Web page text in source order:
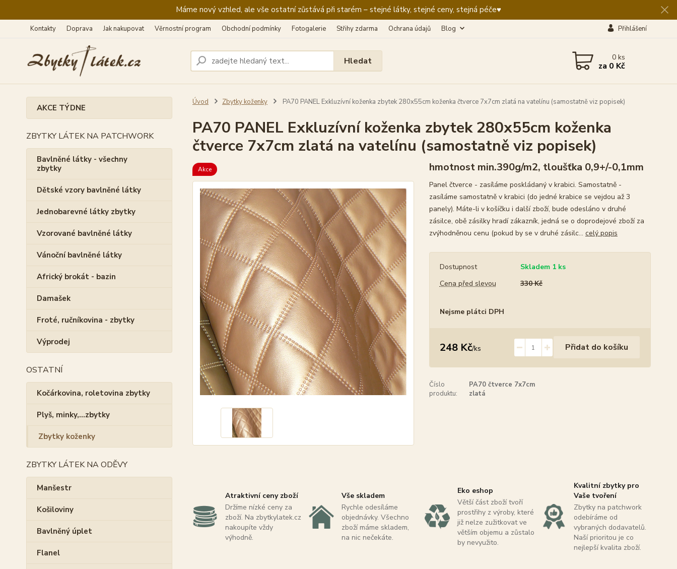
Máme nový vzhled, ale vše ostatní zůstává při starém – stejné látky, stejné ceny, stejná péče♥️
Kontakty Doprava Jak nakupovat Věrnostní program Obchodní podmínky Fotogalerie Střihy zdarma Ochrana údajů Blog Přihlášení
Hledat 0ks
za 0 Kč
AKCE TÝDNE
ZBYTKY LÁTEK NA PATCHWORK
Bavlněné látky - všechny
zbytky
Dětské vzory bavlněné látky
Jednobarevné látky zbytky
Vzorované bavlněné látky
Vánoční bavlněné látky
Africký brokát - bazin
Damašek
Froté, ručníkovina - zbytky
Výprodej
OSTATNÍ
Kočárkovina, roletovina zbytky
Plyš, minky,...zbytky
Zbytky koženky
ZBYTKY LÁTEK NA ODĚVY
Manšestr
Košiloviny
Bavlněný úplet
Flanel
Úvod Zbytky koženky PA70 PANEL Exkluzívní koženka zbytek 280x55cm koženka čtverce 7x7cm zlatá na vatelínu (samostatně viz popisek)
PA70 PANEL Exkluzívní koženka zbytek 280x55cm koženka
čtverce 7x7cm zlatá na vatelínu (samostatně viz popisek)
Akce hmotnost min.390g/m2, tloušťka 0,9+/-0,1mm
Panel čtverce - zasíláme poskládaný v krabici. Samostatně -
zasíláme samostatně v krabici (do jedné krabice se vejdou až 3
panely). Máte-li v košíčku i další zboží, bude odesláno v druhé
zásilce, obě zásilky hradí zákazník, jedná se o doprodejové zboží za
zvýhodněnou cenu (pokud by se v druhé zásilc... celý popis
Dostupnost
Skladem 1 ks
Cena před slevou
330 Kč
Nejsme plátci DPH
248 Kč/ks Přidat do košíku
Číslo
produktu:
PA70 čtverce 7x7cm
zlatá
Atraktivní ceny zboží
Držíme nízké ceny za
zboží. Na zbytkylatek.cz
nakoupíte vždy
výhodně.
Vše skladem
Rychle odesíláme
objednávky. Všechno
zboží máme skladem,
na nic nečekáte.
Eko eshop
Větší část zboží tvoří
prostřihy z výroby, které
již nelze zužitkovat ve
větším objemu a zůstalo
by nevyužito.
Kvalitní zbytky pro
Vaše tvoření
Zbytky na patchwork
odebíráme od
vybraných dodavatelů.
Naší prioritou je co
nejlepší kvalita zboží.